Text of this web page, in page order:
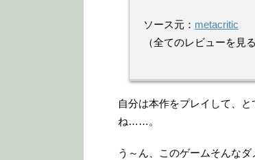
ソース元： metacritic
（全てのレビューを見
自分は本作をプレイして、
ね……。
う～ん、このゲームそんな